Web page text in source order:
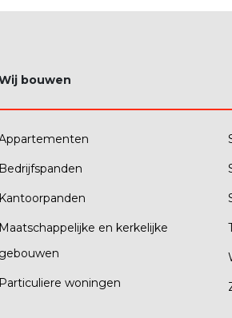
bouwen
Bedrijfspanden
Kantoorpanden
Maatschappelijke en kerkelijke
gebouwen
Particuliere woningen